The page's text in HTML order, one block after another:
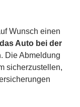
Wunsch einen
Auto bei der
. Die Abmeldung
sicherzustellen,